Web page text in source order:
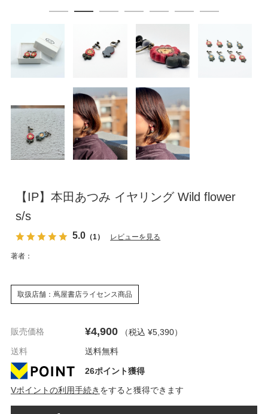
【IP】本田あつみ イヤリング Wild flower
s/s
5.0 （1） レビューを見る
著者：
取扱店舗：蔦屋書店ライセンス商品
販売価格 ¥4,900 （税込 ¥5,390）
送料
送料無料
26ポイント獲得
Vポイントの利用手続き をすると獲得できます